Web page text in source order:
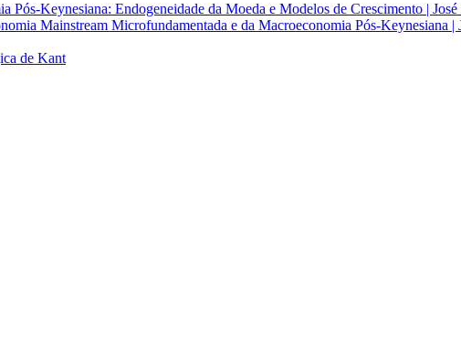
Pós-Keynesiana: Endogeneidade da Moeda e Modelos de Crescimento |
Mainstream Microfundamentada e da Macroeconomia Pós-Keynesiana |
de Kant